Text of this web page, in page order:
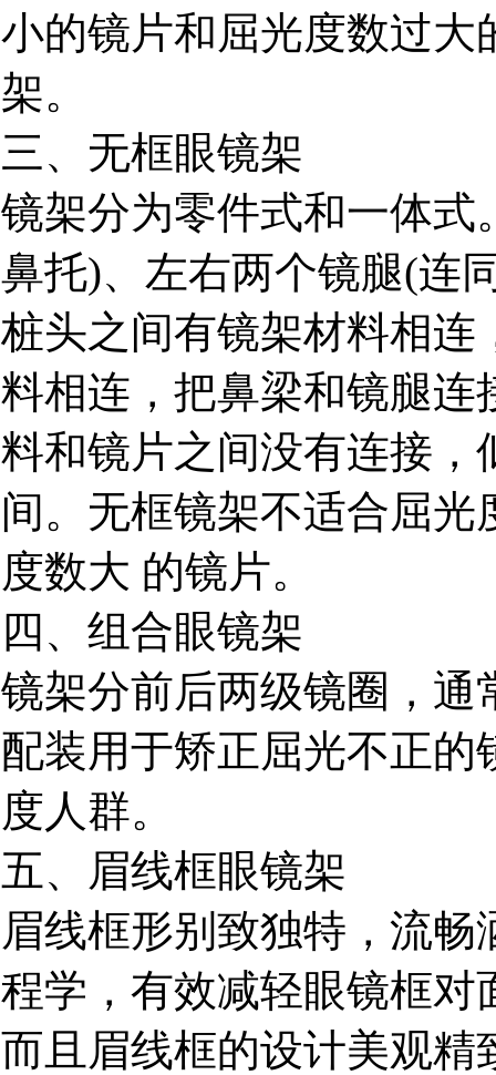
小的镜片和屈光度数过
架。
三、无框眼镜架
镜架分为零件式和一体
鼻托)、左右两个镜腿(连
桩头之间有镜架材料相连
料相连，把鼻梁和镜腿
料和镜片之间没有连接
间。无框镜架不适合屈
度数大 的镜片。
四、组合眼镜架
镜架分前后两级镜圈，
配装用于矫正屈光不正
度人群。
五、眉线框眼镜架
眉线框形别致独特，流
程学，有效减轻眼镜框
而且眉线框的设计美观